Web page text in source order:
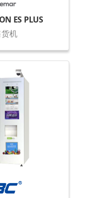
ES PLUS
机